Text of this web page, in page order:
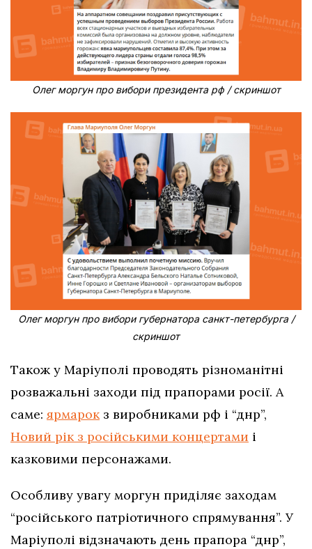
Олег моргун про вибори президента рф / скриншот
Олег моргун про вибори губернатора санкт-петербурга /
скриншот
Також у Маріуполі проводять різноманітні
розважальні заходи під прапорами росії. А
саме:ярмарокз виробниками рф і “днр”,
Новий рік з російськими концертами і
казковими персонажами.
Особливу увагу моргун приділяє заходам
“російського патріотичного спрямування”. У
Маріуполі відзначають день прапора “днр”,